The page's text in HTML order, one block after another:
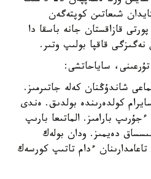
شىعاتىن كوپتەگەن
قازاقستان جانە باسقا دا
نەگىزگى قاقپا بولىپ وتىر.
ساياحاتشى:
شاندۇڭنان كەلە جاتىرمىز.
كولدەرىندە بولدىق. ەندى
بارامىز. الماتىعا بارىپ
دەيمىز. ودان بولەك
ءدام تاتىپ كورسەك